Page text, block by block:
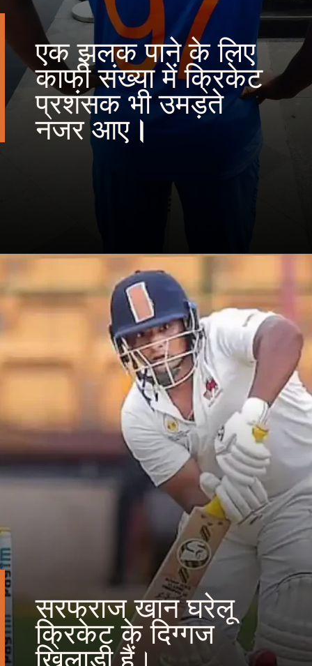
एक झलक पाने के लिए
काफी संख्या में क्रिकेट
प्रशंसक भी उमड़ते
नजर आए।
सरफराज खान घरेलू
क्रिकेट के दिग्गज